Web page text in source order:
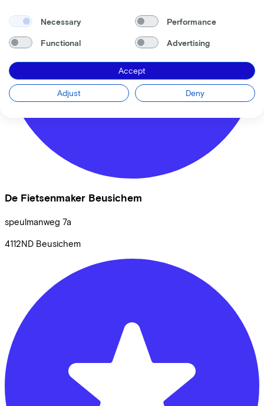
De Fietsenmaker Beusichem
speulmanweg 7a
4112ND Beusichem
Necessary Performance
Functional Advertising
Accept
Adjust Deny